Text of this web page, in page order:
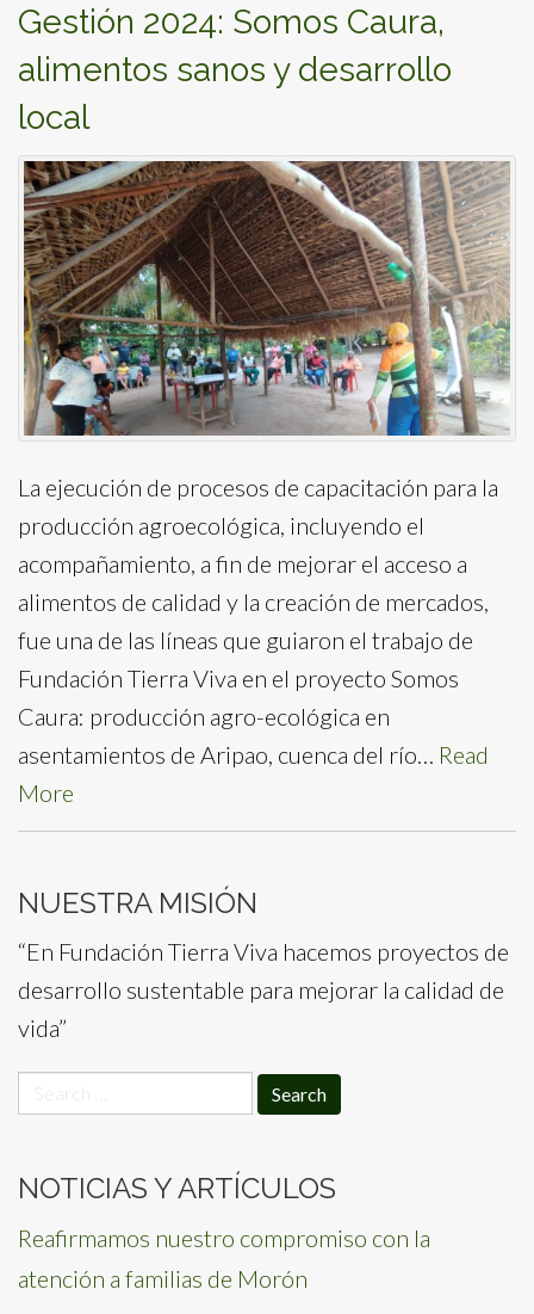
Gestión 2024: Somos Caura,
alimentos sanos y desarrollo
local
La ejecución de procesos de capacitación para la
producción agroecológica, incluyendo el
acompañamiento, a fin de mejorar el acceso a
alimentos de calidad y la creación de mercados,
fue una de las líneas que guiaron el trabajo de
Fundación Tierra Viva en el proyecto Somos
Caura: producción agro-ecológica en
asentamientos de Aripao, cuenca del río… Read
More
NUESTRA MISIÓN
“En Fundación Tierra Viva hacemos proyectos de
desarrollo sustentable para mejorar la calidad de
vida”
for:
NOTICIAS Y ARTÍCULOS
Reafirmamos nuestro compromiso con la
atención a familias de Morón